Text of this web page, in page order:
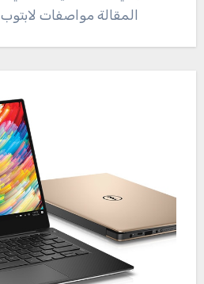
المقالة مواصفات لابتوب Acer Aspire 5